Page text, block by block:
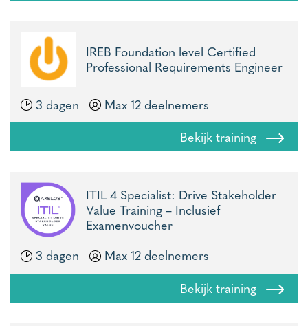
IREB Foundation level Certified
Professional Requirements Engineer
3 dagen
Max 12 deelnemers
Bekijk training
ITIL 4 Specialist: Drive Stakeholder
Value Training – Inclusief
Examenvoucher
3 dagen
Max 12 deelnemers
Bekijk training